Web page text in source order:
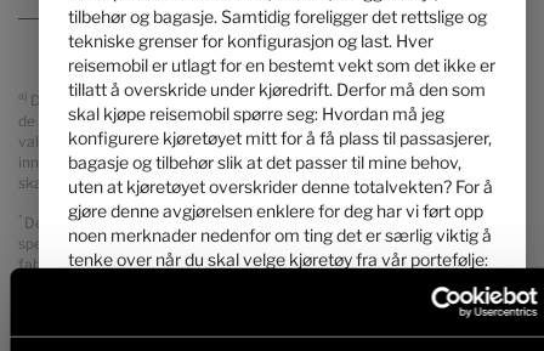
a) Det dreier seg om en uforbindtlig prisanbefaling i NKR, som baserer på
de norsk salgsprisene. Priser i andre land kan avvike på grunn av
valutaomregning, utstyr i landet, moms, gebyr, transportkostnader og
innføringstoll. Din handelspartner informerer deg gjerne om prisene,
skattene og gebyrene som gjelder for ditt land.
* Den angitte vekten i kjøreklar tilstand er den standardverdien som er
spesifisert i typegodkjenningsprosessen. På grunn av
fabrikasjonstoleransene kan den faktiske vekten i kjøreklar tilstand
avvike fra de verdiene som er angitt over. Avvik på opptil ± 5 % av
vekten i kjøreklar tilstand er juridisk tillatt og mulig. Tillatt margin i
tilbehør og bagasje. Samtidig foreligger det rettslige og
tekniske grenser for konfigurasjon og last. Hver
reisemobil er utlagt for en bestemt vekt som det ikke er
tillatt å overskride under kjøredrift. Derfor må den som
skal kjøpe reisemobil spørre seg: Hvordan må jeg
konfigurere kjøretøyet mitt for å få plass til passasjerer,
bagasje og tilbehør slik at det passer til mine behov,
uten at kjøretøyet overskrider denne totalvekten? For å
gjøre denne avgjørelsen enklere for deg har vi ført opp
noen merknader nedenfor om ting det er særlig viktig å
tenke over når du skal velge kjøretøy fra vår portefølje:
... er en vekt som produsenten har spesifisert og som